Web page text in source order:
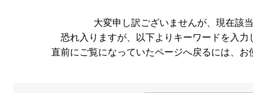
大変申し訳ございませんが、現在該
恐れ入りますが、以下よりキーワードを入力
直前にご覧になっていたページへ戻るには、お